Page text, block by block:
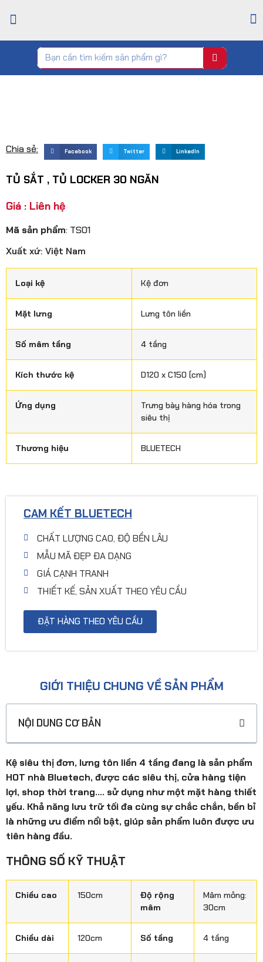
Chia sẻ: Facebook Twitter LinkedIn
TỦ SẮT , TỦ LOCKER 30 NGĂN
Giá : Liên hệ
Mã sản phẩm: TS01
Xuất xứ: Việt Nam
Loại kệ Kệ đơn
Mặt lưng Lưng tôn liền
Số mâm tầng 4 tầng
Kích thước kệ D120 x C150 (cm)
Ứng dụng
Trưng bày hàng hóa trong
siêu thị
Thương hiệu BLUETECH
CAM KẾT BLUETECH
CHẤT LƯỢNG CAO, ĐỘ BỀN LÂU
MẪU MÃ ĐẸP ĐA DẠNG
GIÁ CẠNH TRANH
THIẾT KẾ, SẢN XUẤT THEO YÊU CẦU
ĐẶT HÀNG THEO YÊU CẦU
GIỚI THIỆU CHUNG VỀ SẢN PHẨM
NỘI DUNG CƠ BẢN
Kệ siêu thị đơn, lưng tôn liền 4 tầng đang là sản phẩm
HOT nhà Bluetech, được các siêu thị, cửa hàng tiện
lợi, shop thời trang…. sử dụng như một mặt hàng thiết
yếu. Khả năng lưu trữ tối đa cùng sự chắc chắn, bền bỉ
là những ưu điểm nổi bật, giúp sản phẩm luôn được ưu
tiên hàng đầu.
THÔNG SỐ KỸ THUẬT
Chiều cao 150cm
Độ rộng
mâm
Mâm mỏng:
30cm
Chiều dài 120cm Số tầng 4 tầng